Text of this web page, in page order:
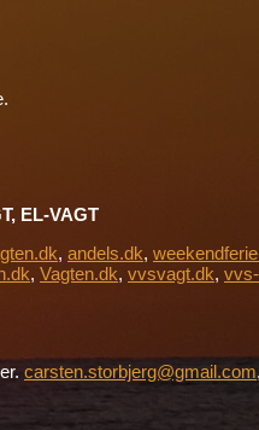
EL-VAGT
, andels.dk,
, Vagten.dk, vvsvagt.dk,
carsten.storbjerg@gmail.com,